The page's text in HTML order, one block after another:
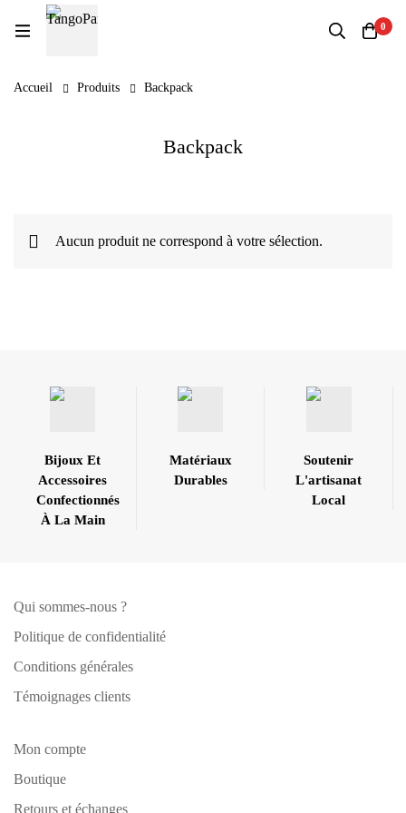
0
Accueil Produits Backpack
Backpack
Aucun produit ne correspond à votre sélection.
Bijoux Et
Accessoires
Confectionnés
À La Main
Matériaux
Durables
Soutenir
L'artisanat
Local
Qui sommes-nous ?
Politique de confidentialité
Conditions générales
Témoignages clients
Mon compte
Boutique
Retours et échanges